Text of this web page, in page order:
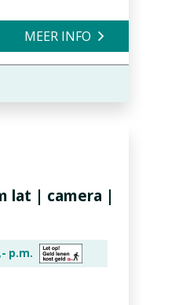
MEER INFO
lat | camera |
p.m.